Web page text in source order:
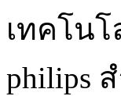
เทคโน
philips